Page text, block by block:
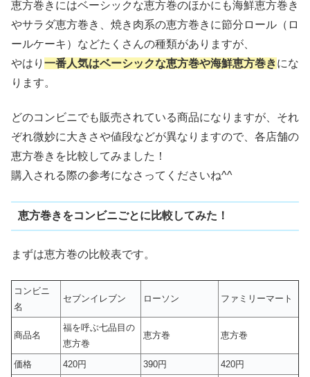
恵方巻きにはベーシックな恵方巻のほかにも海鮮恵方巻き
やサラダ恵方巻き、焼き肉系の恵方巻きに節分ロール（ロ
ールケーキ）などたくさんの種類がありますが、
やはり 一番人気はベーシックな恵方巻や海鮮恵方巻きにな
ります。
どのコンビニでも販売されている商品になりますが、それ
ぞれ微妙に大きさや値段などが異なりますので、各店舗の
恵方巻きを比較してみました！
購入される際の参考になさってくださいね^^
恵方巻きをコンビニごとに比較してみた！
まずは恵方巻の比較表です。
コンビニ
名
セブンイレブン ローソン ファミリーマート
商品名
福を呼ぶ七品目の
恵方巻
恵方巻 恵方巻
価格 420円 390円
420円